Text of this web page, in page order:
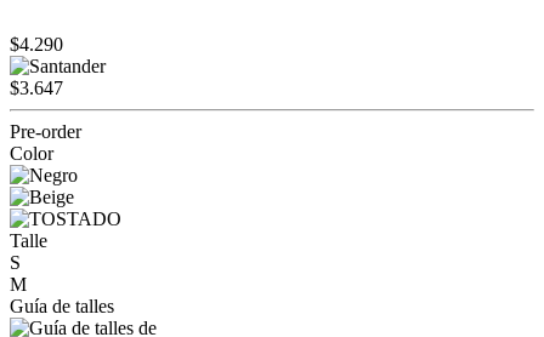
$4.290
$3.647
Pre-order
Color
Talle
S
M
Guía de talles